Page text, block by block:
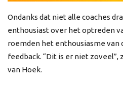
Ondanks dat niet alle coaches
enthousiast over het optreden
roemden het enthousiasme van
feedback. “Dit is er niet zoveel”,
van Hoek.